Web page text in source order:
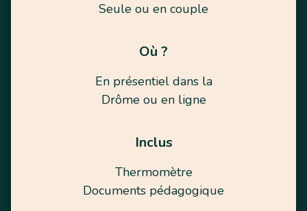
Seule ou en couple
Où ?
En présentiel dans la
Drôme ou en ligne
Inclus
Thermomètre
Documents pédagogique